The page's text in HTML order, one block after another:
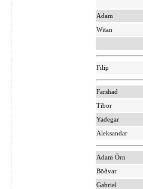
Adam
Witan
Filip
Farshad
Tibor
Yadegar
Aleksandar
Adam Örn
Böðvar
Gabriel